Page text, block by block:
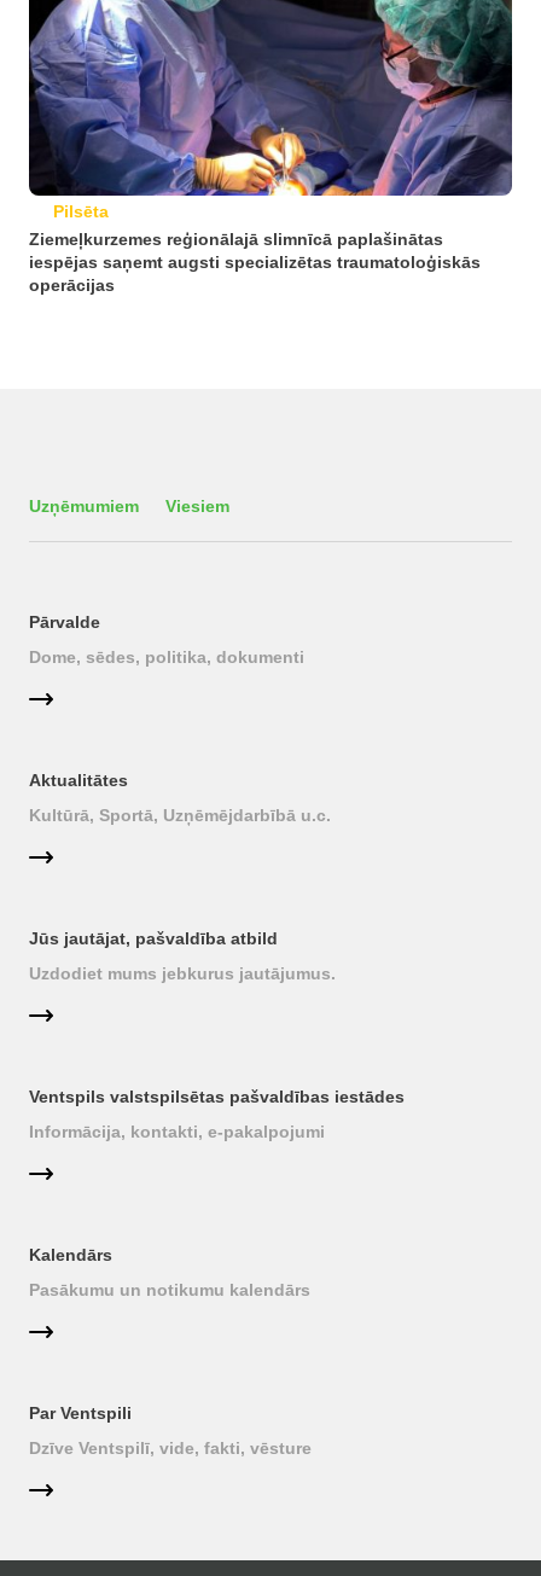
Pilsēta
Ziemeļkurzemes reģionālajā slimnīcā paplašinātas
iespējas saņemt augsti specializētas traumatoloģiskās
operācijas
Uzņēmumiem Viesiem
Pārvalde
Dome, sēdes, politika, dokumenti
Aktualitātes
Kultūrā, Sportā, Uzņēmējdarbībā u.c.
Jūs jautājat, pašvaldība atbild
Uzdodiet mums jebkurus jautājumus.
Ventspils valstspilsētas pašvaldības iestādes
Informācija, kontakti, e-pakalpojumi
Kalendārs
Pasākumu un notikumu kalendārs
Par Ventspili
Dzīve Ventspilī, vide, fakti, vēsture